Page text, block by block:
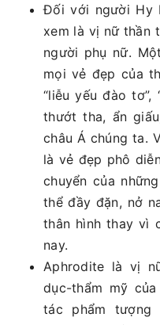
Đối với người Hy
xem là vị nữ thần
người phụ nữ.
mọi vẻ đẹp của
“liễu yếu đào tơ”,
thướt tha, ẩn
châu Á chúng ta.
là vẻ đẹp phô
chuyển của
thể đầy đặn, nở
thân hình thay vì
nay.
Aphrodite là vị
dục-thẩm mỹ
tác phẩm